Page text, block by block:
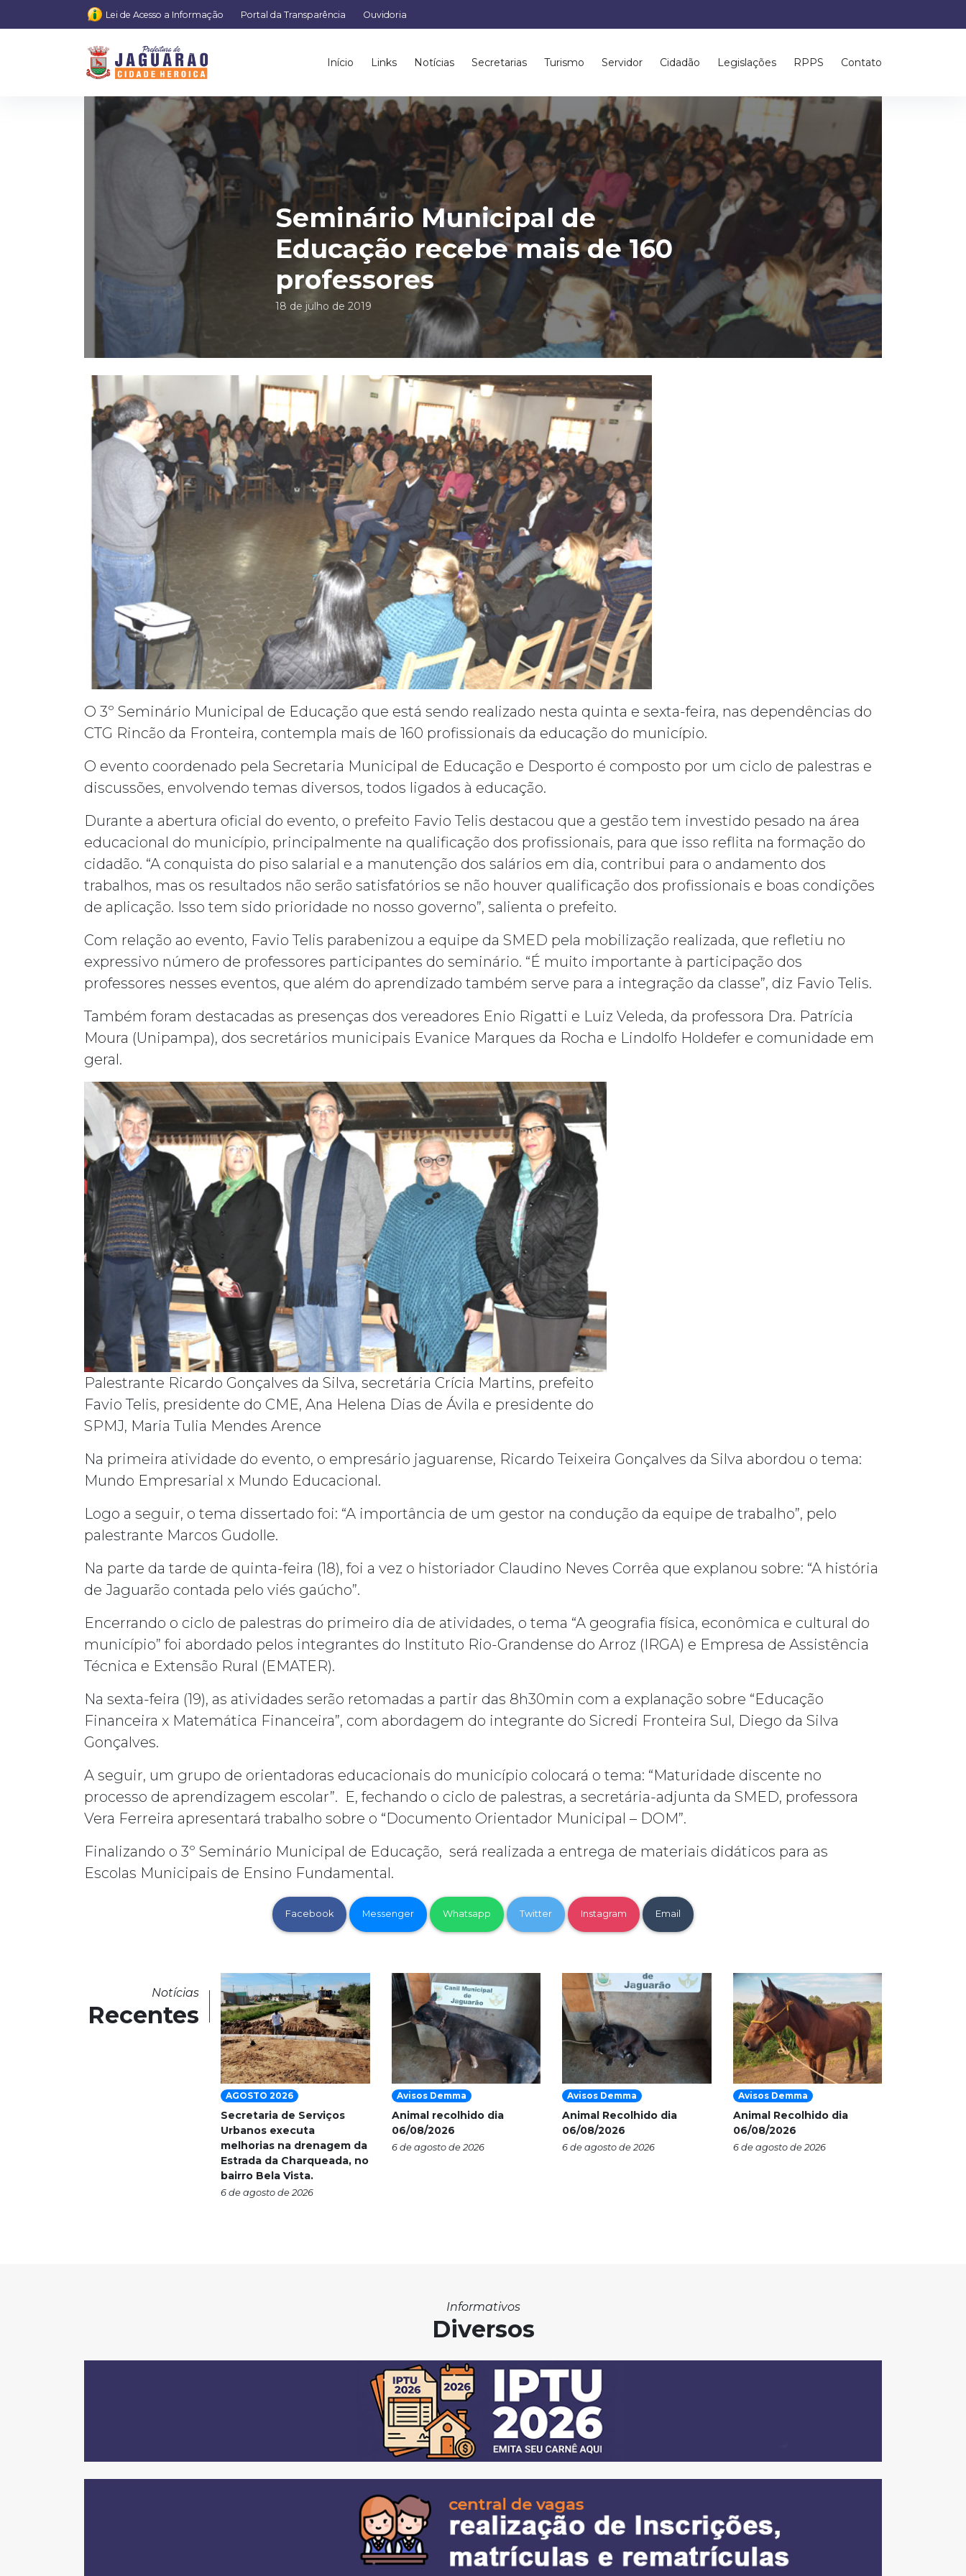
Lei de Acesso a Informação Portal da Transparência Ouvidoria
Início Links Notícias Secretarias Turismo Servidor Cidadão Legislações RPPS Contato
Seminário Municipal de
Educação recebe mais de 160
professores
18 de julho de 2019
O 3º Seminário Municipal de Educação que está sendo realizado nesta quinta e sexta-feira, nas dependências do
CTG Rincão da Fronteira, contempla mais de 160 profissionais da educação do município.
O evento coordenado pela Secretaria Municipal de Educação e Desporto é composto por um ciclo de palestras e
discussões, envolvendo temas diversos, todos ligados à educação.
Durante a abertura oficial do evento, o prefeito Favio Telis destacou que a gestão tem investido pesado na área
educacional do município, principalmente na qualificação dos profissionais, para que isso reflita na formação do
cidadão. “A conquista do piso salarial e a manutenção dos salários em dia, contribui para o andamento dos
trabalhos, mas os resultados não serão satisfatórios se não houver qualificação dos profissionais e boas condições
de aplicação. Isso tem sido prioridade no nosso governo”, salienta o prefeito.
Com relação ao evento, Favio Telis parabenizou a equipe da SMED pela mobilização realizada, que refletiu no
expressivo número de professores participantes do seminário. “É muito importante à participação dos
professores nesses eventos, que além do aprendizado também serve para a integração da classe”, diz Favio Telis.
Também foram destacadas as presenças dos vereadores Enio Rigatti e Luiz Veleda, da professora Dra. Patrícia
Moura (Unipampa), dos secretários municipais Evanice Marques da Rocha e Lindolfo Holdefer e comunidade em
geral.
Palestrante Ricardo Gonçalves da Silva, secretária Crícia Martins, prefeito
Favio Telis, presidente do CME, Ana Helena Dias de Ávila e presidente do
SPMJ, Maria Tulia Mendes Arence
Na primeira atividade do evento, o empresário jaguarense, Ricardo Teixeira Gonçalves da Silva abordou o tema:
Mundo Empresarial x Mundo Educacional.
Logo a seguir, o tema dissertado foi: “A importância de um gestor na condução da equipe de trabalho”, pelo
palestrante Marcos Gudolle.
Na parte da tarde de quinta-feira (18), foi a vez o historiador Claudino Neves Corrêa que explanou sobre: “A história
de Jaguarão contada pelo viés gaúcho”.
Encerrando o ciclo de palestras do primeiro dia de atividades, o tema “A geografia física, econômica e cultural do
município” foi abordado pelos integrantes do Instituto Rio-Grandense do Arroz (IRGA) e Empresa de Assistência
Técnica e Extensão Rural (EMATER).
Na sexta-feira (19), as atividades serão retomadas a partir das 8h30min com a explanação sobre “Educação
Financeira x Matemática Financeira”, com abordagem do integrante do Sicredi Fronteira Sul, Diego da Silva
Gonçalves.
A seguir, um grupo de orientadoras educacionais do município colocará o tema: “Maturidade discente no
processo de aprendizagem escolar”. E, fechando o ciclo de palestras, a secretária-adjunta da SMED, professora
Vera Ferreira apresentará trabalho sobre o “Documento Orientador Municipal – DOM”.
Finalizando o 3º Seminário Municipal de Educação, será realizada a entrega de materiais didáticos para as
Escolas Municipais de Ensino Fundamental.
Facebook Messenger Whatsapp Twitter Instagram Email
Notícias
Recentes
AGOSTO 2026
Secretaria de Serviços
Urbanos executa
melhorias na drenagem da
Estrada da Charqueada, no
bairro Bela Vista.
6 de agosto de 2026
Avisos Demma
Animal recolhido dia
06/08/2026
6 de agosto de 2026
Avisos Demma
Animal Recolhido dia
06/08/2026
6 de agosto de 2026
Avisos Demma
Animal Recolhido dia
06/08/2026
6 de agosto de 2026
Informativos
Diversos